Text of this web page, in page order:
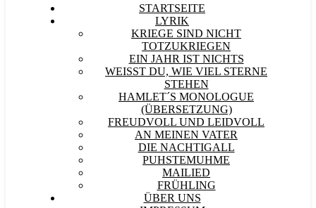
STARTSEITE
LYRIK
KRIEGE SIND NICHT
TOTZUKRIEGEN
EIN JAHR IST NICHTS
WEISST DU, WIE VIEL STERNE S
TEHEN
HAMLET´S MONOLOGUE
(ÜBERSETZUNG)
FREUDVOLL UND LEIDVOLL
AN MEINEN VATER
DIE NACHTIGALL
PUHSTEMUHME
MAILIED
FRÜHLING
ÜBER UNS